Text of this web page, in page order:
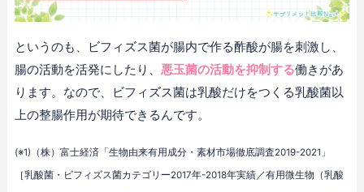
というのも、ビフィズス菌が腸内で作る酢酸が腸を刺激し、
腸の活動を活発にしたり、 悪玉菌の活動を抑制する働きがあ
ります。なので、ビフィズス菌は乳酸だけをつくる乳酸菌以
上の整腸作用が期待できるんです。
(※1)（株）富士経済「生物由来有用成分・素材市場徹底調査2019-2021」
［乳酸菌・ビフィズス菌カテゴリー2017年-2018年実績／有用微生物（乳酸